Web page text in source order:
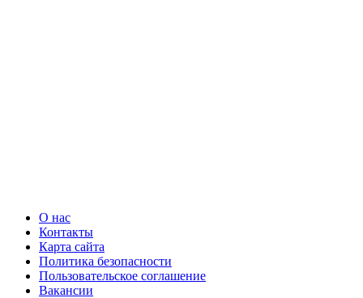
О нас
Контакты
Карта сайта
Политика безопасности
Пользовательское соглашение
Вакансии